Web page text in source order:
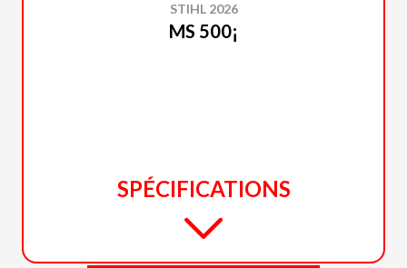
STIHL 2026
MS 500¡
SPÉCIFICATIONS